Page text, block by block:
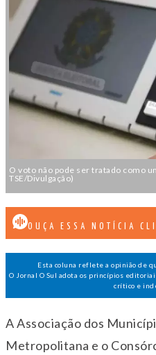
O voto não pode ser tratado como
TSE/Divulgação)
OUÇA ESSA NOTÍCIA
Esta coluna reflete a opinião de
O Jornal O Sul adota os princípios
crítico e
A Associação dos
Metropolitana e o